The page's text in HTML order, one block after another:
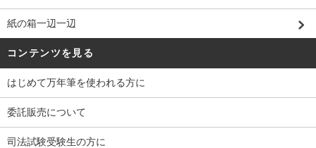
紙の箱一辺一辺
コンテンツを見る
はじめて万年筆を使われる方に
委託販売について
司法試験受験生の方に